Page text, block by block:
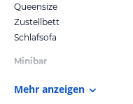
Queensize
Zustellbett
Schlafsofa
Minibar
Mehr anzeigen